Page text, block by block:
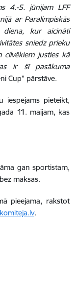
4.-5. jūnijam LFF
ar Paralimpiskās
diena, kur aicināti
sniedz prieku
cilvēkiem justies kā
ir šī pasākuma
Cup” pārstāve.
iespējams pieteikt,
11. maijam, kas
gan sportistam,
maksas.
pieejama, rakstot
.